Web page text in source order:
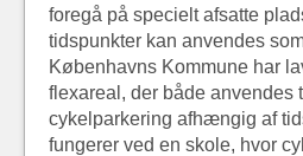
foregå på specielt afsatte
tidspunkter kan anvendes
Københavns Kommune har
flexareal, der både anvendes
cykelparkering afhængig af
fungerer ved en skole, hvor